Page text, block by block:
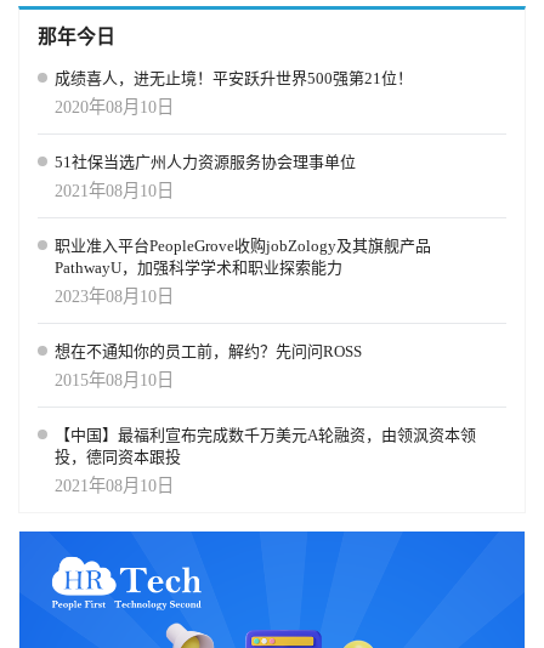
那年今日
成绩喜人，进无止境！平安跃升世界500强第21位！
2020年08月10日
51社保当选广州人力资源服务协会理事单位
2021年08月10日
职业准入平台PeopleGrove收购jobZology及其旗舰产品
PathwayU，加强科学学术和职业探索能力
2023年08月10日
想在不通知你的员工前，解约？先问问ROSS
2015年08月10日
【中国】最福利宣布完成数千万美元A轮融资，由领沨资本领
投，德同资本跟投
2021年08月10日